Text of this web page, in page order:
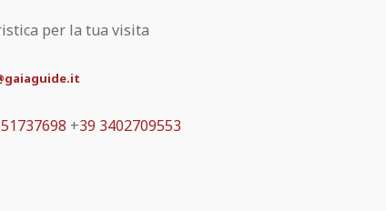
per la tua visita
+39 3402709553